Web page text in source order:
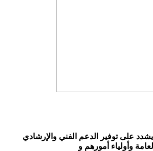
على توفير الدعم الفني والإرشادي
وأولياء أمورهم و